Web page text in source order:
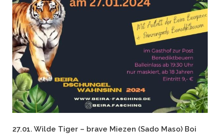
27.01. Wilde Tiger – brave Miezen (Sado Maso) Boi